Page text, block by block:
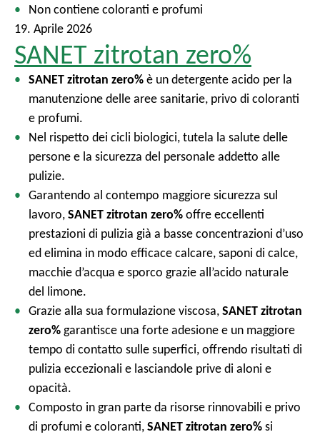
Non contiene coloranti e profumi
19. Aprile 2026
SANET zitrotan zero%
SANET zitrotan zero%è un detergente acido per la
manutenzione delle aree sanitarie, privo di coloranti
e profumi.
Nel rispetto dei cicli biologici, tutela la salute delle
persone e la sicurezza del personale addetto alle
pulizie.
Garantendo al contempo maggiore sicurezza sul
lavoro,SANET zitrotan zero%offre eccellenti
prestazioni di pulizia già a basse concentrazioni d’uso
ed elimina in modo efficace calcare, saponi di calce,
macchie d’acqua e sporco grazie all’acido naturale
del limone.
Grazie alla sua formulazione viscosa,SANET zitrotan
zero% garantisce una forte adesione e un maggiore
tempo di contatto sulle superfici, offrendo risultati di
pulizia eccezionali e lasciandole prive di aloni e
opacità.
Composto in gran parte da risorse rinnovabili e privo
di profumi e coloranti,SANET zitrotan zero%si